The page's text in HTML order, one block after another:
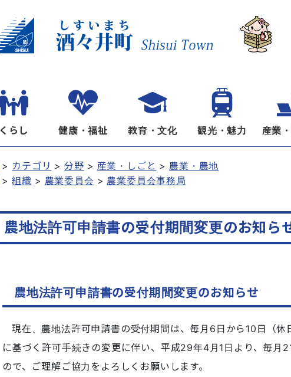
くらし 健康・福祉 教育・文化 観光・魅力 産業
カテゴリ 分野 産業・しごと
農業・農地
組織 農業委員会 農業委員会事務局
農地法許可申請書の受付期間変更のお知ら
農地法許可申請書の受付期間変更のお知らせ
現在、農地法許可申請書の受付期間は、毎月6日から10日（
に基づく許可手続き の変更に伴い、平成29年4月1日より、毎月
ので、ご理解ご協力をよろしくお願いします。